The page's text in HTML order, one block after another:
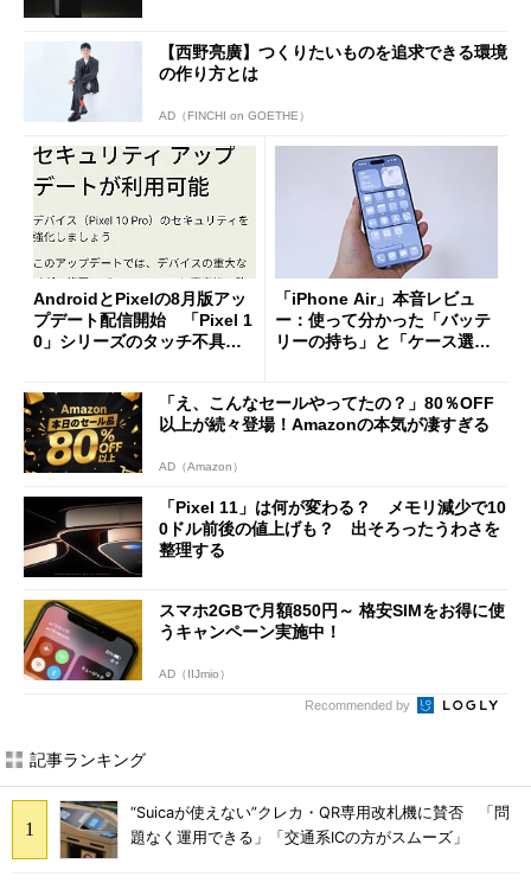
【西野亮廣】つくりたいものを追求できる環境
の作り方とは
AD（FINCHI on GOETHE）
AndroidとPixelの8月版アッ
プデート配信開始 「Pixel 1
0」シリーズのタッチ不具合
「iPhone Air」本音レビュ
ー：使って分かった「バッテ
リーの持ち」と「ケース選
「え、こんなセールやってたの？」80％OFF
以上が続々登場！Amazonの本気が凄すぎる
AD（Amazon）
「Pixel 11」は何が変わる？ メモリ減少で10
0ドル前後の値上げも？ 出そろったうわさを
整理する
スマホ2GBで月額850円～ 格安SIMをお得に使
うキャンペーン実施中！
AD（IIJmio）
Recommended by
記事ランキング
“Suicaが使えない”クレカ・QR専用改札機に賛否 「問
題なく運用できる」「交通系ICの方がスムーズ」